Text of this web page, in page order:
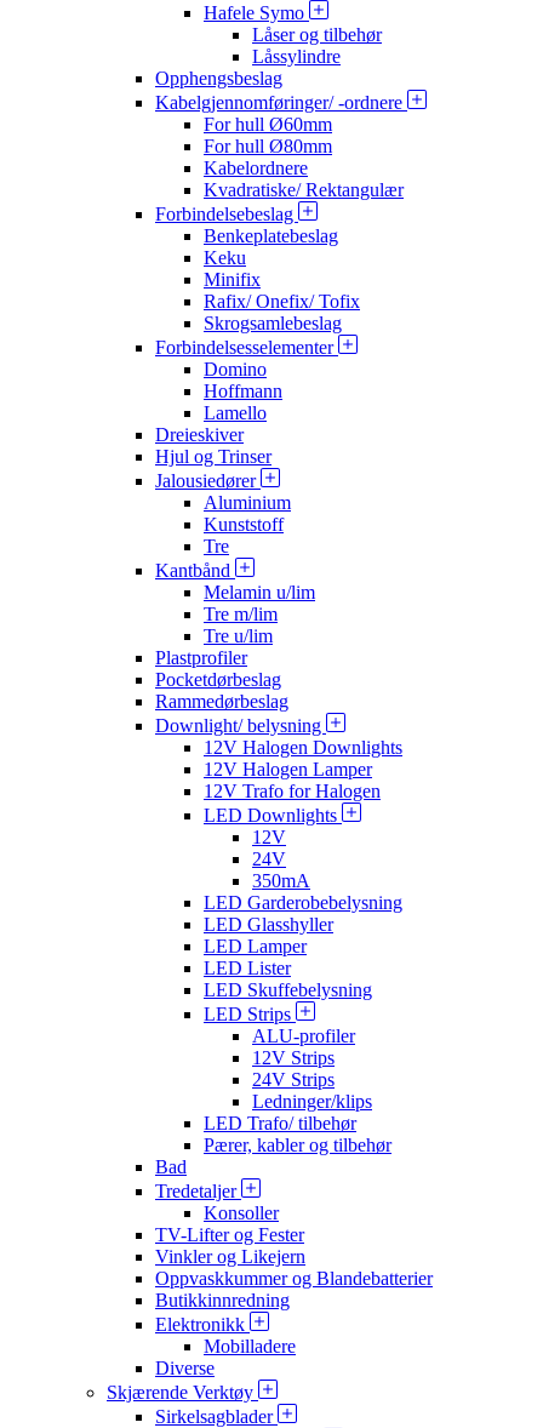
Hafele Symo
Låser og tilbehør
Låssylindre
Opphengsbeslag
Kabelgjennomføringer/ -ordnere
For hull Ø60mm
For hull Ø80mm
Kabelordnere
Kvadratiske/ Rektangulær
Forbindelsebeslag
Benkeplatebeslag
Keku
Minifix
Rafix/ Onefix/ Tofix
Skrogsamlebeslag
Forbindelsesselementer
Domino
Hoffmann
Lamello
Dreieskiver
Hjul og Trinser
Jalousiedører
Aluminium
Kunststoff
Tre
Kantbånd
Melamin u/lim
Tre m/lim
Tre u/lim
Plastprofiler
Pocketdørbeslag
Rammedørbeslag
Downlight/ belysning
12V Halogen Downlights
12V Halogen Lamper
12V Trafo for Halogen
LED Downlights
12V
24V
350mA
LED Garderobebelysning
LED Glasshyller
LED Lamper
LED Lister
LED Skuffebelysning
LED Strips
ALU-profiler
12V Strips
24V Strips
Ledninger/klips
LED Trafo/ tilbehør
Pærer, kabler og tilbehør
Bad
Tredetaljer
Konsoller
TV-Lifter og Fester
Vinkler og Likejern
Oppvaskkummer og Blandebatterier
Butikkinnredning
Elektronikk
Mobilladere
Diverse
Skjærende Verktøy
Sirkelsagblader